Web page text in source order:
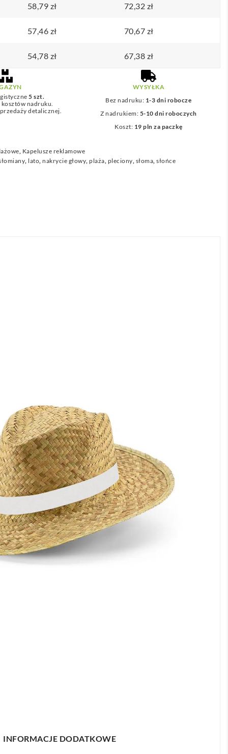
58,79 zł 72,32 zł
57,46 zł 70,67 zł
54,78 zł 67,38 zł
5 szt.
nadruku.
detalicznej.
WYSYŁKA
Bez nadruku: 1-3 dni robocze
Z nadrukiem: 5-10 dni roboczych
Koszt: 19 pln za paczkę
Kapelusze reklamowe
lato ,nakrycie głowy ,plaża pleciony słoma ,słońce
INFORMACJE DODATKOWE